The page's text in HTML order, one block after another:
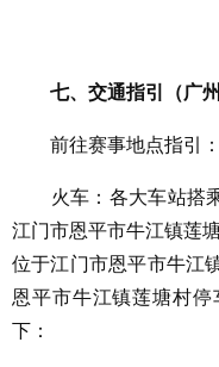
七、交通指引（广
前往赛事地点指引：
火车：各大车站搭乘
江门市恩平市牛江镇莲
位于江门市恩平市牛江
恩平市牛江镇莲塘村
下：